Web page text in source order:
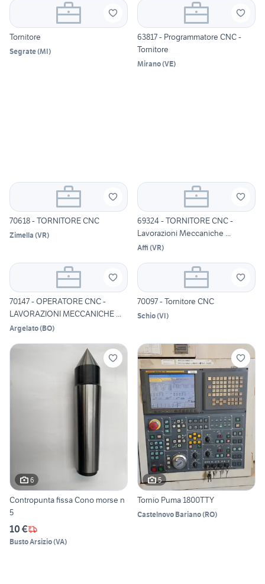
Tornitore
Segrate(MI)
63817 - Programmatore CNC -
Tornitore
Mirano(VE)
70618 - TORNITORE CNC
Zimella (VR)
69324 - TORNITORE CNC -
Lavorazioni Meccaniche ...
Affi (VR)
70147 - OPERATORE CNC -
LAVORAZIONI MECCANICHE ...
Argelato(BO)
70097 - Tornitore CNC
Schio(VI)
6
Contropunta fissa Cono morse n
5
10 €
Busto Arsizio(VA)
5
Tornio Puma 1800TTY
Castelnovo Bariano(RO)